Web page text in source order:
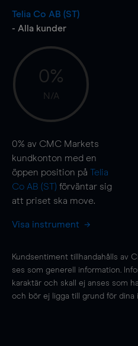
Telia Co AB (ST)
- Alla kunder
0%
N/A
0% av CMC Markets
kundkonton med en
öppen position på Telia
Co AB (ST) förväntar sig
att priset ska move.
Visa instrument
Kundsentiment tillhandahålls av
ses som generell information.
karaktär och skall ej anses som
och bör ej ligga till grund för dina